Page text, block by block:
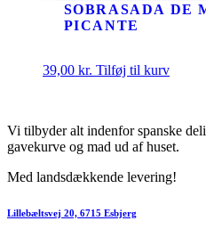
SOBRASADA DE
PICANTE
39,00 kr. Tilføj til kurv
Vi tilbyder alt indenfor spanske
gavekurve og mad ud af huset.
Med landsdækkende levering!
Lillebæltsvej 20, 6715 Esbjerg